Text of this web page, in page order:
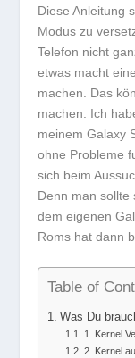
Diese Anleitung
Modus zu
Telefon nicht
etwas macht
machen. Das
machen. Ich
meinem Galaxy
ohne Probleme
sich beim
Denn man sollte
dem eigenen
Roms hat dann
Table of
Was Du
1. Kernel
2. Kernel